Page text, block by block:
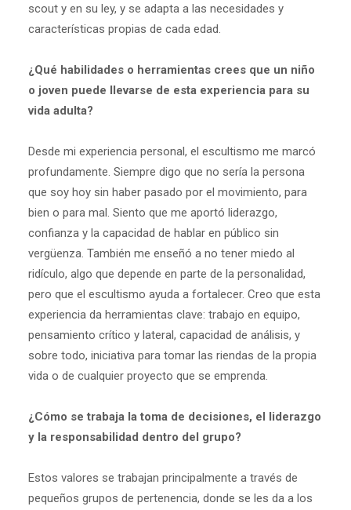
scout y en su ley, y se adapta a las necesidades y
características propias de cada edad.
¿Qué habilidades o herramientas crees que un niño
o joven puede llevarse de esta experiencia para su
vida adulta?
Desde mi experiencia personal, el escultismo me marcó
profundamente. Siempre digo que no sería la persona
que soy hoy sin haber pasado por el movimiento, para
bien o para mal. Siento que me aportó liderazgo,
confianza y la capacidad de hablar en público sin
vergüenza. También me enseñó a no tener miedo al
ridículo, algo que depende en parte de la personalidad,
pero que el escultismo ayuda a fortalecer. Creo que esta
experiencia da herramientas clave: trabajo en equipo,
pensamiento crítico y lateral, capacidad de análisis, y
sobre todo, iniciativa para tomar las riendas de la propia
vida o de cualquier proyecto que se emprenda.
¿Cómo se trabaja la toma de decisiones, el liderazgo
y la responsabilidad dentro del grupo?
Estos valores se trabajan principalmente a través de
pequeños grupos de pertenencia, donde se les da a los